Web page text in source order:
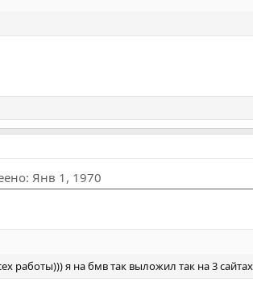
Янв 1, 1970
я на бмв так выложил так на 3